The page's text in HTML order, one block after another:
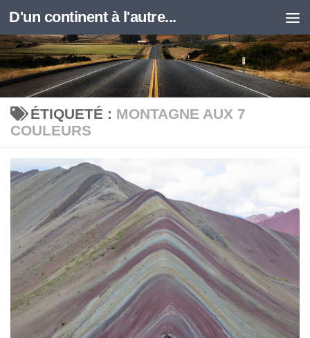
Skip to content
D'un continent à l'autre...
ÉTIQUETÉ : MONTAGNE AUX 7
COULEURS